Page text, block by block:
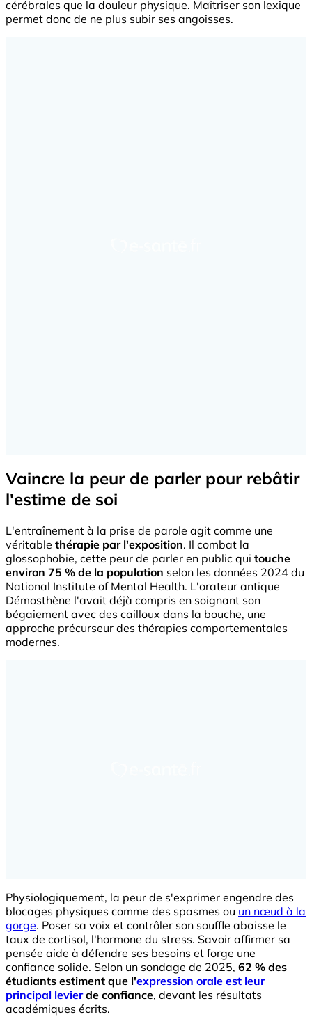
cérébrales que la douleur physique. Maîtriser son lexique
permet donc de ne plus subir ses angoisses.
Vaincre la peur de parler pour rebâtir
l'estime de soi
L'entraînement à la prise de parole agit comme une
véritable thérapie par l'exposition. Il combat la
glossophobie, cette peur de parler en public qui touche
environ 75 % de la population selon les données 2024 du
National Institute of Mental Health. L'orateur antique
Démosthène l'avait déjà compris en soignant son
bégaiement avec des cailloux dans la bouche, une
approche précurseur des thérapies comportementales
modernes.
Physiologiquement, la peur de s'exprimer engendre des
blocages physiques comme des spasmes ou un nœud à la
gorge. Poser sa voix et contrôler son souffle abaisse le
taux de cortisol, l'hormone du stress. Savoir affirmer sa
pensée aide à défendre ses besoins et forge une
confiance solide. Selon un sondage de 2025, 62 % des
étudiants estiment que l'expression orale est leur
principal levierde confiance, devant les résultats
académiques écrits.